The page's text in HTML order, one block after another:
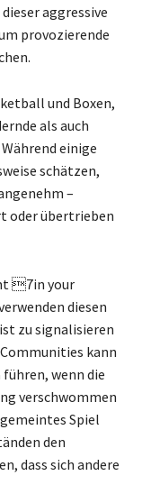
aggressive
provozierende
und Boxen,
als auch
einige
schätzen,
–
oder übertrieben
7in your
diesen
zu signalisieren
kann
wenn die
verschwommen
Spiel
den
dass sich andere